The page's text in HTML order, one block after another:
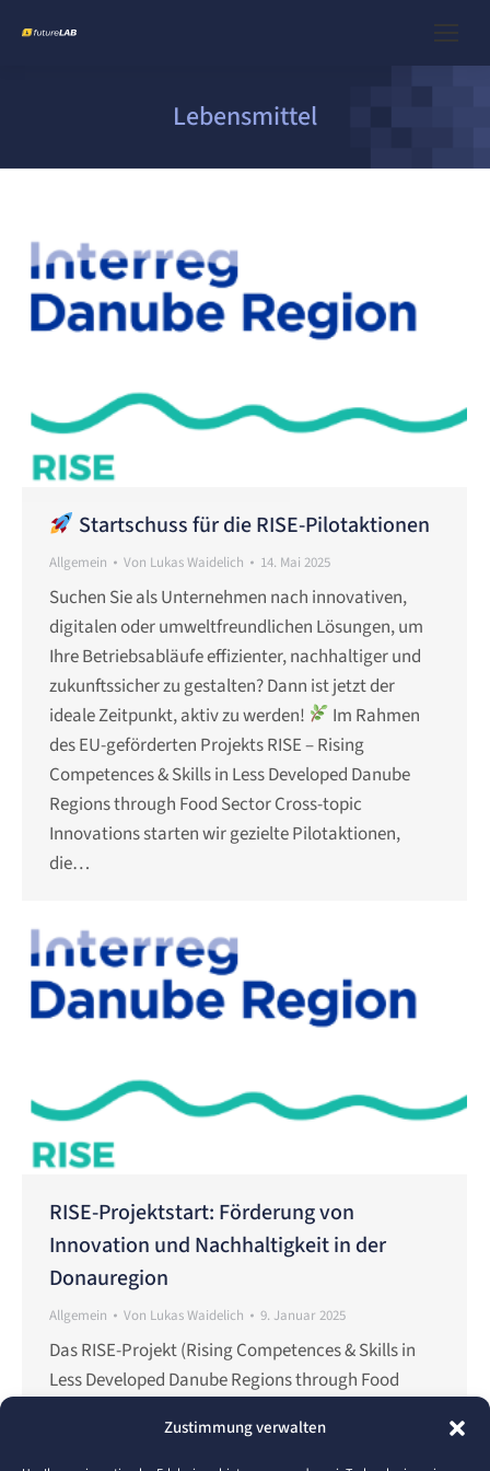
Zustimmung verwalten
Lebensmittel
Startschuss für die RISE-Pilotaktionen
Allgemein Von Lukas Waidelich 14. Mai 2025
Suchen Sie als Unternehmen nach innovativen,
digitalen oder umweltfreundlichen Lösungen, um
Ihre Betriebsabläufe effizienter, nachhaltiger und
zukunftssicher zu gestalten? Dann ist jetzt der
ideale Zeitpunkt, aktiv zu werden!
Im Rahmen
des EU-geförderten Projekts RISE – Rising
Competences & Skills in Less Developed Danube
Regions through Food Sector Cross-topic
Innovations starten wir gezielte Pilotaktionen,
die…
RISE-Projektstart: Förderung von
Innovation und Nachhaltigkeit in der
Donauregion
Allgemein Von Lukas Waidelich 9. Januar 2025
Das RISE-Projekt (Rising Competences & Skills in
Less Developed Danube Regions through Food
Innovationsfähigkeit und Wettbewerbsfähigkeit